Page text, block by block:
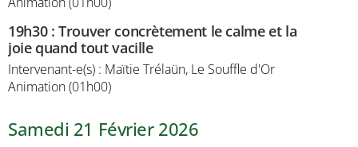
19h30:Trouver concrètement le calme et la
joie quand tout vacille
Intervenant-e(s) : Maïtie Trélaün, Le Souffle d'Or
Animation (01h00)
Samedi 21 Février 2026